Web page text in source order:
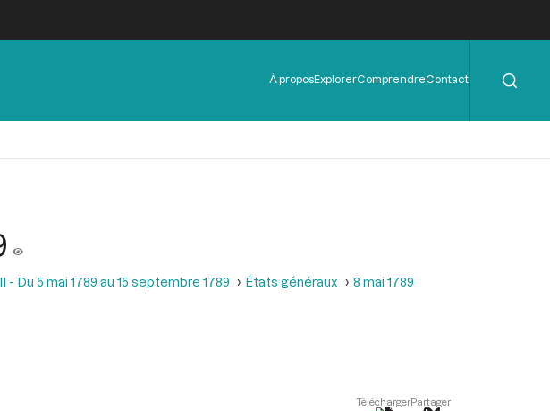
Menu
de
À proposExplorerComprendreContact
- Du 5 mai 1789 au 15 septembre 1789 États généraux
8 mai 1789
TéléchargerPartager